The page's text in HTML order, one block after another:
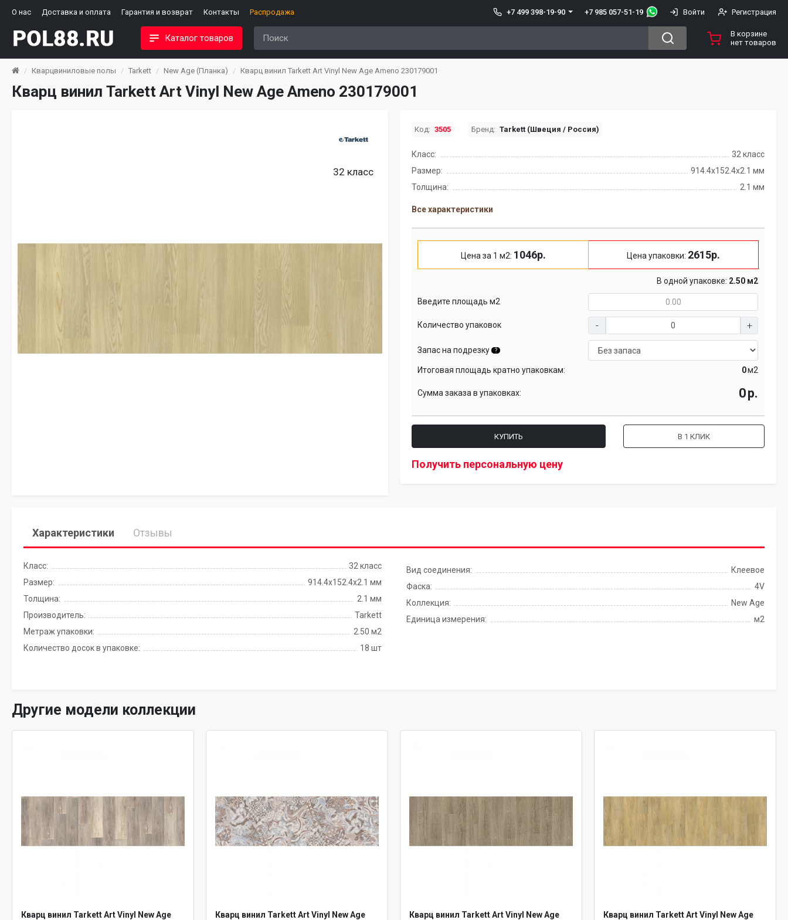
О нас Доставка и оплата Гарантия и возврат Контакты Распродажа +7 499 398-19-90 +7 985 057-51-19 Войти Регистрация
Каталог товаров
В корзине
нет товаров
Кварцвиниловые полы Tarkett New Age (Планка) Кварц винил Tarkett Art Vinyl New Age Ameno 230179001
Кварц винил Tarkett Art Vinyl New Age Ameno 230179001
32 класс
Код: 3505 Бренд: Tarkett (Швеция / Россия)
Класс:
32 класс
Размер:
914.4x152.4х2.1 мм
Толщина:
2.1 мм
Все характеристики
Цена за 1 м2: 1046р. Цена упаковки: 2615р.
В одной упаковке: 2.50 м2
Введите площадь м2
Количество упаковок
Запас на подрезку ?
Итоговая площадь кратно упаковкам: м2
Сумма заказа в упаковках: р.
КУПИТЬ В 1 КЛИК
Получить персональную цену
Характеристики Отзывы
Класс:
32 класс
Размер:
914.4x152.4х2.1 мм
Толщина:
2.1 мм
Производитель:
Tarkett
Метраж упаковки:
2.50 м2
Количество досок в упаковке:
18 шт
Вид соединения:
Клеевое
Фаска:
4V
Коллекция:
New Age
Единица измерения:
м2
Другие модели коллекции
Кварц винил Tarkett Art Vinyl New Age
Кварц винил Tarkett Art Vinyl New Age
Кварц винил Tarkett Art Vinyl New Age
Кварц винил Tarkett Art Vinyl New Age